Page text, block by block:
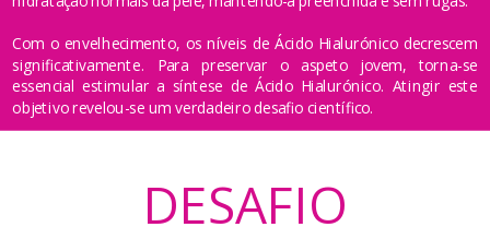
Com o envelhecimento, os níveis de Ácido Hialurónico decrescem
significativamente. Para preservar o aspeto jovem, torna-se
essencial estimular a síntese de Ácido Hialurónico. Atingir este
objetivo revelou-se um verdadeiro desafio científico.
DESAFIO